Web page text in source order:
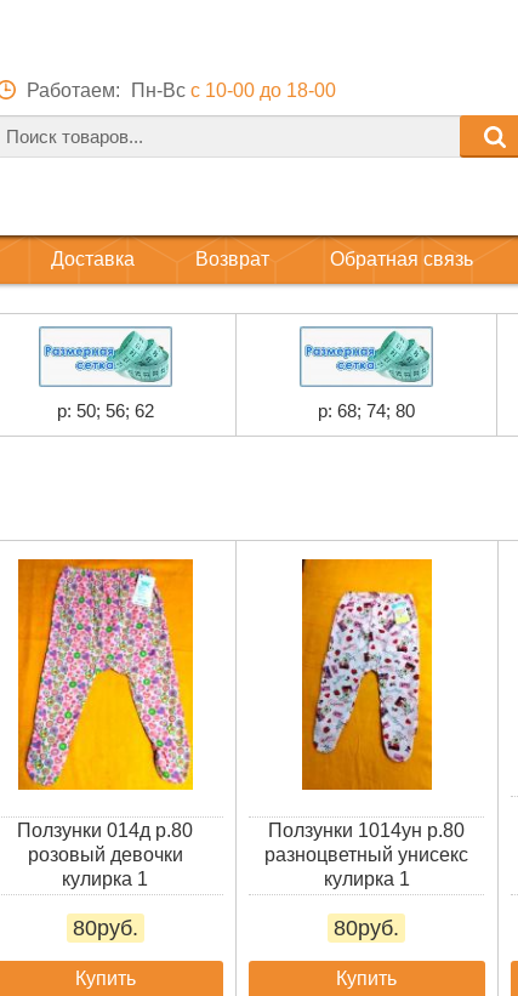
Работаем: Пн-Вс с 10-00 до 18-00
Доставка Возврат Обратная связь
р: 50; 56; 62 р: 68; 74; 80
Ползунки 014д р.80
розовый девочки
кулирка 1
80руб.
Купить
Ползунки 1014ун р.80
разноцветный унисекс
кулирка 1
80руб.
Купить